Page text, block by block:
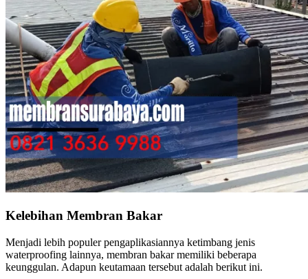
Kelebihan Membran Bakar
Menjadi lebih populer pengaplikasiannya ketimbang jenis
waterproofing lainnya, membran bakar memiliki beberapa
keunggulan. Adapun keutamaan tersebut adalah berikut ini.